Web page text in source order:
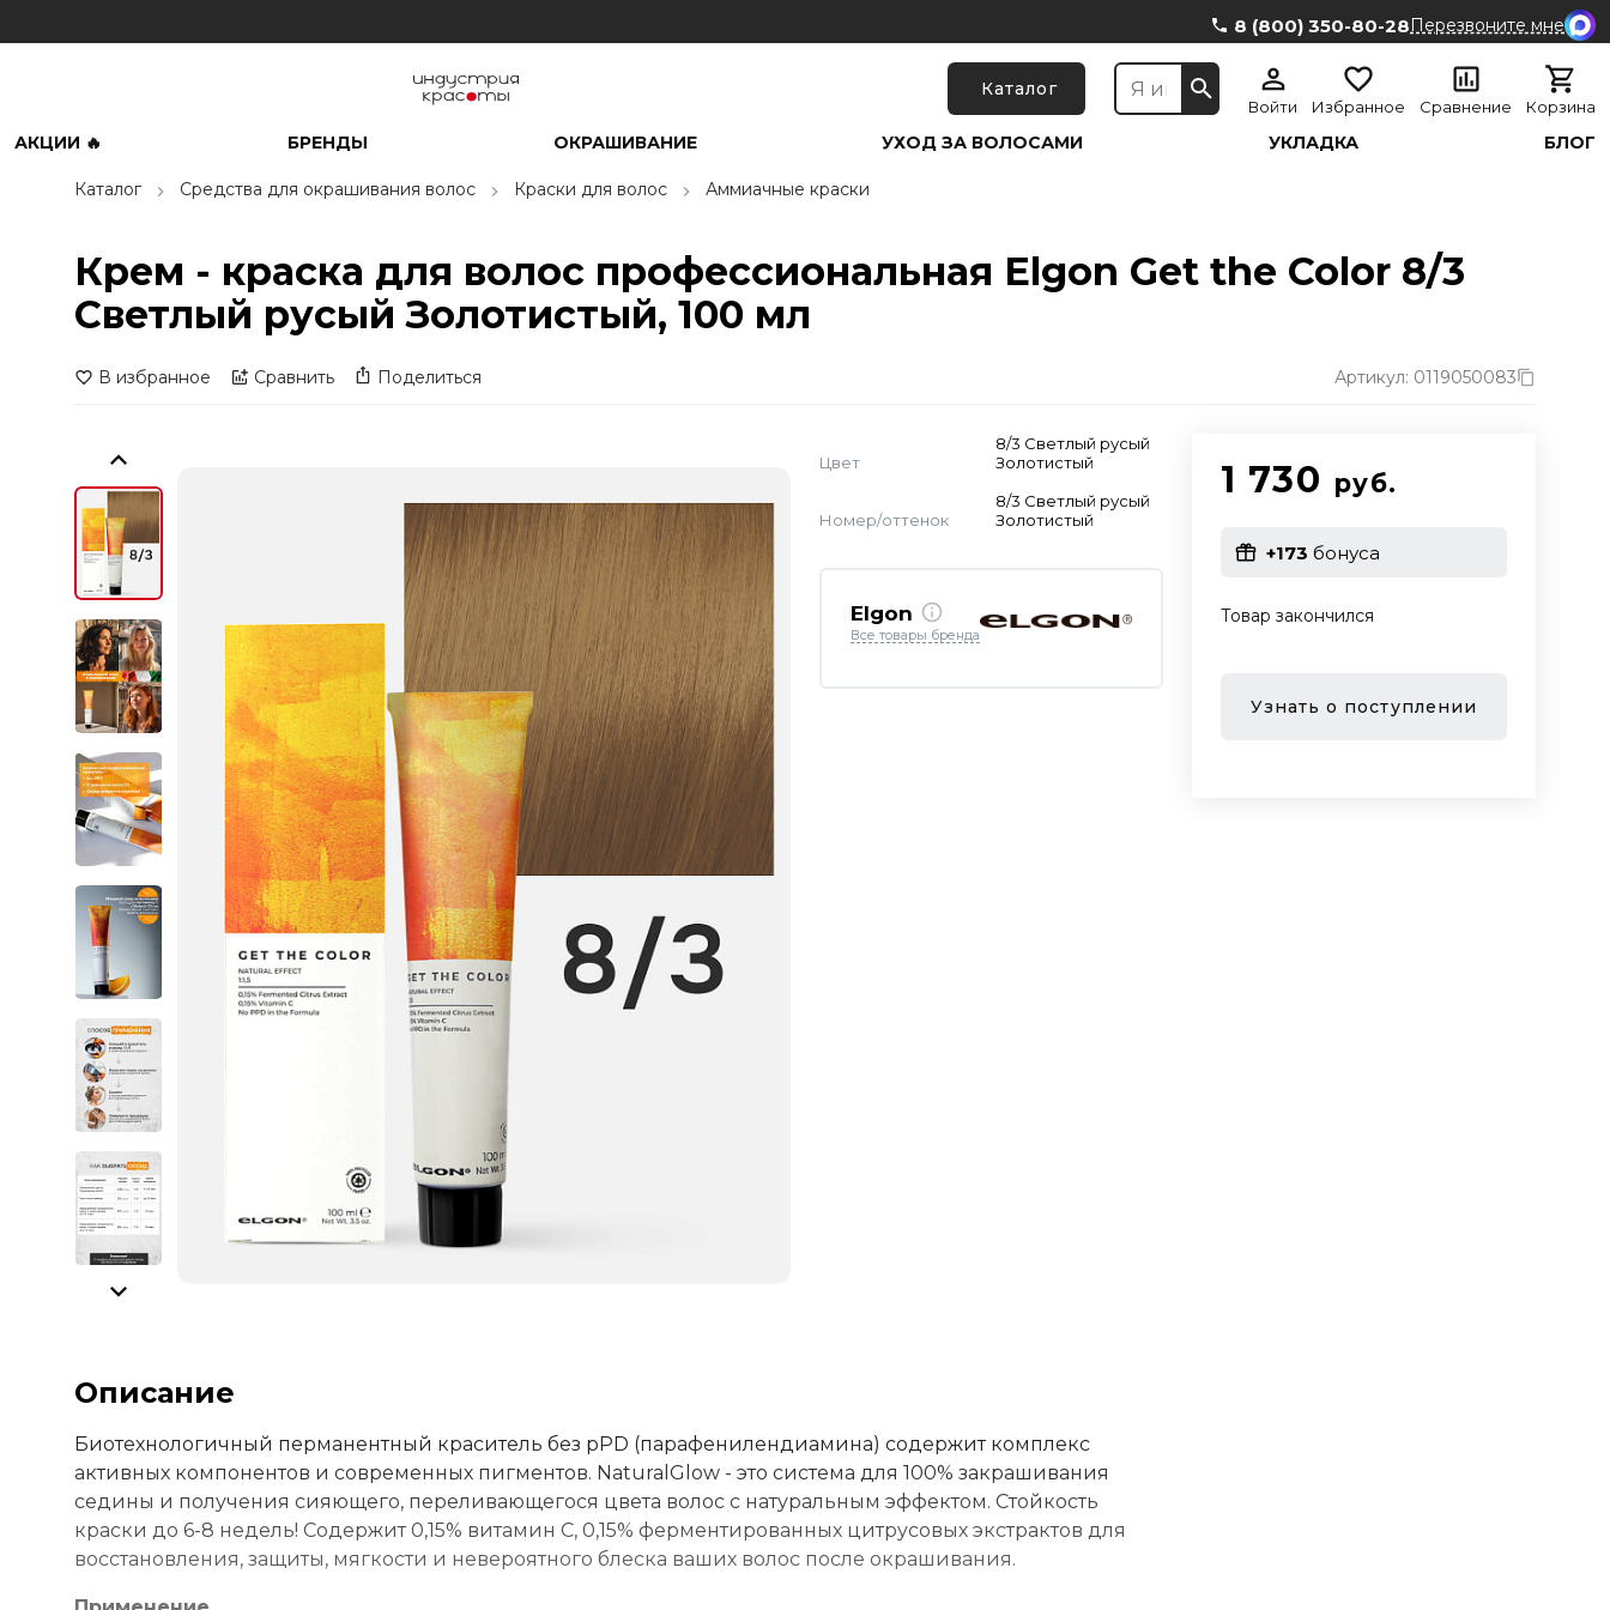
8 (800) 350-80-28Перезвоните мне
Каталог
Войти Избранное Сравнение Корзина
АКЦИИ 🔥 БРЕНДЫ ОКРАШИВАНИЕ УХОД ЗА ВОЛОСАМИ УКЛАДКА БЛОГ
Каталог Средства для окрашивания волос Краски для волос Аммиачные краски
Крем - краска для волос профессиональная Elgon Get the Color 8/3
Светлый русый Золотистый, 100 мл
В избранное Сравнить Поделиться Артикул: 0119050083
Цвет
8/3 Светлый русый
Золотистый
Номер/оттенок
8/3 Светлый русый
Золотистый
Elgon
Все товары бренда
1 730 руб.
+173 бонуса
Товар закончился
Узнать о поступлении
Описание
Биотехнологичный перманентный краситель без pPD (парафенилендиамина) содержит комплекс
активных компонентов и современных пигментов. NaturalGlow - это система для 100% закрашивания
седины и получения сияющего, переливающегося цвета волос с натуральным эффектом. Стойкость
краски до 6-8 недель! Содержит 0,15% витамин С, 0,15% ферментированных цитрусовых экстрактов для
восстановления, защиты, мягкости и невероятного блеска ваших волос после окрашивания.